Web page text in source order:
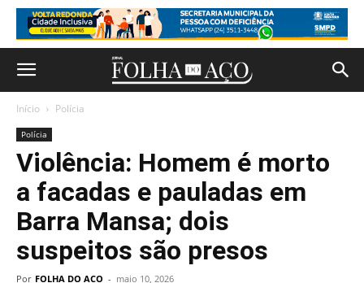
Início Polícia
Polícia
Violência: Homem é morto
a facadas e pauladas em
Barra Mansa; dois
suspeitos são presos
Por FOLHA DO ACO - maio 10, 2026